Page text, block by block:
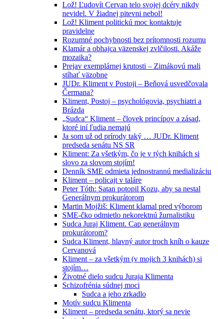
Lož! Ľudovít Cervan telo svojej dcéry nikdy
nevidel. V žiadnej pitevni nebol!
Lož! Kliment politickú moc kontaktuje
pravidelne
Rozumné pochybnosti bez prítomnosti rozumu
Klamár a obhajca väzenskej zvlčilosti. Akáže
mozaika?
Prejav exemplárnej krutosti – Zimákovú mali
stíhať väzobne
JUDr. Kliment v Postoji – Beňová usvedčovala
Čermana?
Kliment, Postoj – psychológovia, psychiatri a
Brázda
„Sudca“ Kliment – človek princípov a zásad,
ktoré iní ľudia nemajú
Ja som už od prírody taký … JUDr. Kliment
predseda senátu NS SR
Kliment: Za všetkým, čo je v tých knihách si
slovo za slovom stojím!
Denník SME odmieta jednostrannú medializáciu
Kliment – policajt v taláre
Peter Tóth: Satan potopil Kozu, aby sa nestal
Generálnym prokurátorom
Martin Mojžiš: Kliment klamal pred výborom
SME-čko odmietlo nekorektnú žurnalistiku
Sudca Juraj Kliment. Cap generálnym
prokurátorom?
Sudca Kliment, hlavný autor troch kníh o kauze
Cervanová
Kliment – za všetkým (v mojich 3 knihách) si
stojím…
Životné dielo sudcu Juraja Klimenta
Schizofrénia súdnej moci
Sudca a jeho zrkadlo
Motív sudcu Klimenta
Kliment – predseda senátu, ktorý sa nevie